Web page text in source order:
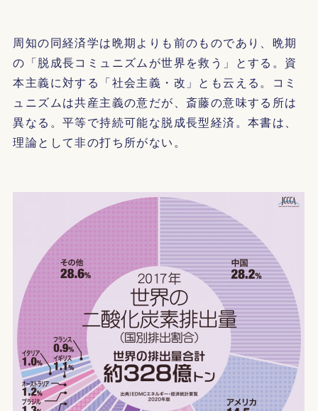
周知の同経済学は晩期よりも前のものであり、晩期
の「脱成長コミュニズムが世界を救う」とする。資
本主義に対する「社会主義・改」とも云える。コミ
ュニズムは共産主義の意だが、斎藤の意味する所は
異なる。平等で持続可能な脱成長型経済。本書は、
理論として非の打ち所がない。